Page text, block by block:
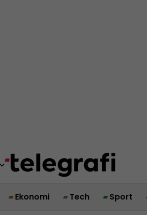
Ekonomi Tech Sport